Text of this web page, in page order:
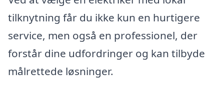
tilknytning får du ikke kun en hurtigere
service, men også en professionel, der
forstår dine udfordringer og kan tilbyde
målrettede løsninger.